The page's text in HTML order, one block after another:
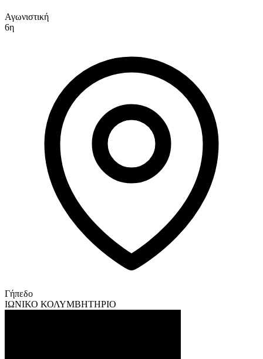
Αγωνιστική
6η
Γήπεδο
ΙΩΝΙΚΟ ΚΟΛΥΜΒΗΤΗΡΙΟ